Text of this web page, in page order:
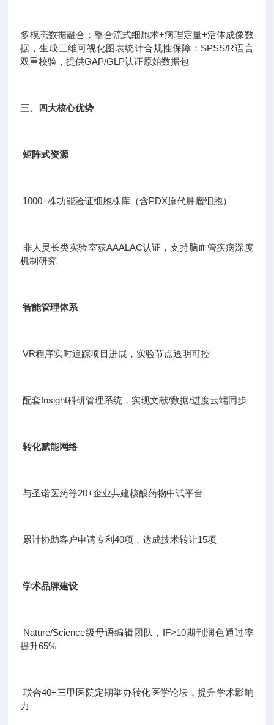
多模态数据融合：整合流式细胞术+病理定量+活体成像数
据，生成三维可视化图表统计合规性保障：SPSS/R语言
双重校验，提供GAP/GLP认证原始数据包
三、四大核心优势
矩阵式资源
1000+株功能验证细胞株库（含PDX原代肿瘤细胞）
非人灵长类实验室获AAALAC认证，支持脑血管疾病深度
机制研究
智能管理体系
VR程序实时追踪项目进展，实验节点透明可控
配套Insight科研管理系统，实现文献/数据/进度云端同步
转化赋能网络
与圣诺医药等20+企业共建核酸药物中试平台
累计协助客户申请专利40项，达成技术转让15项
学术品牌建设
Nature/Science级母语编辑团队，IF>10期刊润色通过率
提升65%
联合40+三甲医院定期举办转化医学论坛，提升学术影响
力